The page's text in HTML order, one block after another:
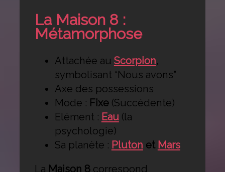
La Maison 8 :
Métamorphose
Attachée au Scorpion,
symbolisant “Nous avons”
Axe des possessions
Mode : Fixe(Succédente)
Elément : Eau(la
psychologie)
Sa planète : Pluton et Mars
La Maison 8correspond